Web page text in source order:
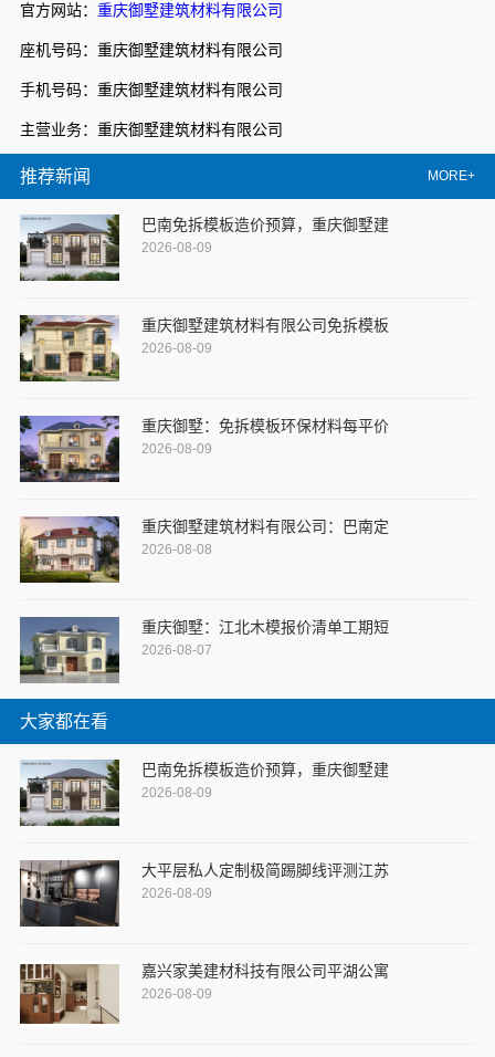
官方网站： 重庆御墅建筑材料有限公司
座机号码：重庆御墅建筑材料有限公司
手机号码：重庆御墅建筑材料有限公司
主营业务：重庆御墅建筑材料有限公司
推荐新闻 MORE+
巴南免拆模板造价预算，重庆御墅建
2026-08-09
重庆御墅建筑材料有限公司免拆模板
2026-08-09
重庆御墅：免拆模板环保材料每平价
2026-08-09
重庆御墅建筑材料有限公司：巴南定
2026-08-08
重庆御墅：江北木模报价清单工期短
2026-08-07
大家都在看
巴南免拆模板造价预算，重庆御墅建
2026-08-09
大平层私人定制极简踢脚线评测江苏
2026-08-09
嘉兴家美建材科技有限公司平湖公寓
2026-08-09